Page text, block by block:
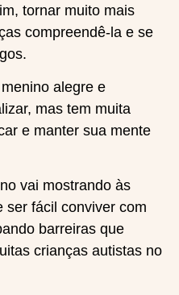
tornar muito mais
compreendê-la e se
alegre e
mas tem muita
e manter sua mente
vai mostrando às
ser fácil conviver com
barreiras que
crianças autistas no